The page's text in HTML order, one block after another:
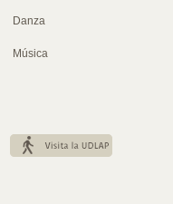
Danza
Música